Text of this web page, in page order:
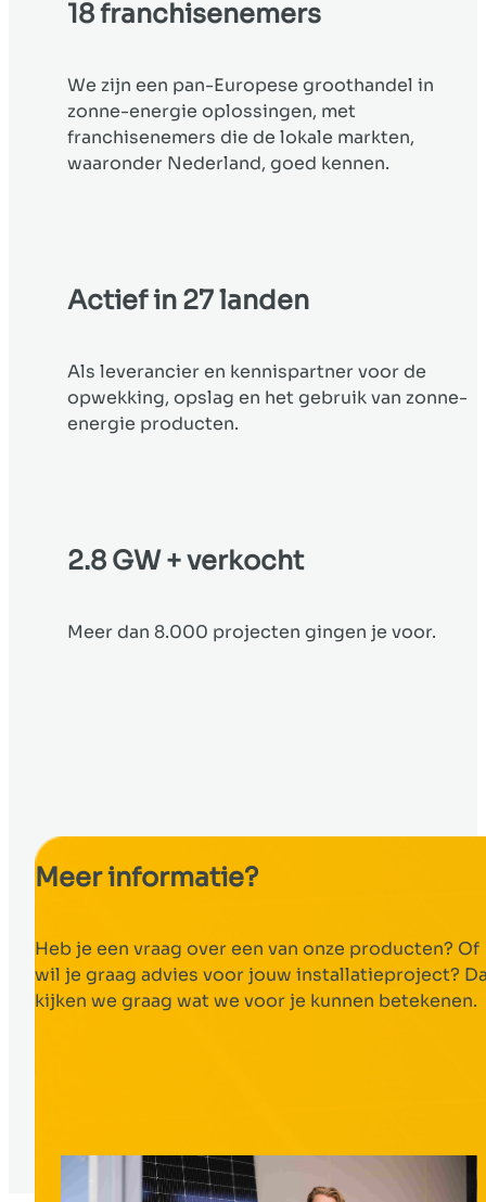
18 franchisenemers
We zijn een pan-Europese groothandel in
zonne-energie oplossingen, met
franchisenemers die de lokale markten,
waaronder Nederland, goed kennen.
Actief in 27 landen
Als leverancier en kennispartner voor de
opwekking, opslag en het gebruik van zonne-
energie producten.
2.8 GW + verkocht
Meer dan 8.000 projecten gingen je voor.
Meer informatie?
Heb je een vraag over een van onze producten? Of
wil je graag advies voor jouw installatieproject?
kijken we graag wat we voor je kunnen betekenen.